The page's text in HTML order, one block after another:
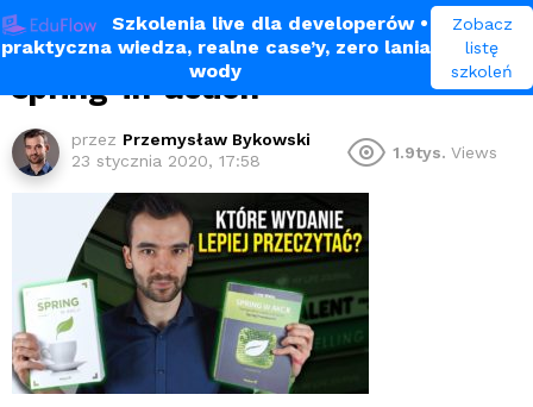
Szkolenia live dla developerów•
praktyczna wiedza, realne case’y, zero lania
wody
Zobacz
listę
szkoleń
spring-in-action
przez Przemysław Bykowski
23 stycznia 2020, 17:58
1.9tys. Views